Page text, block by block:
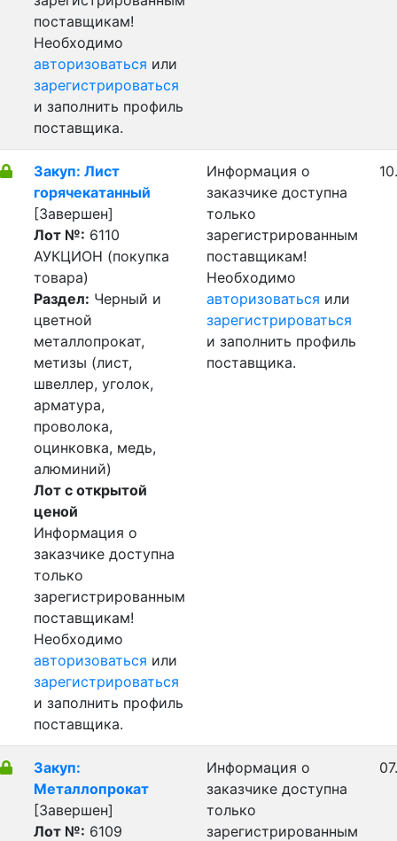
поставщикам!
Необходимо
авторизоваться или
зарегистрироваться
и заполнить профиль
поставщика.
Закуп: Лист
горячекатанный
[Завершен]
Лот №: 6110
АУКЦИОН (покупка
товара)
Раздел: Черный и
цветной
металлопрокат,
метизы (лист,
швеллер, уголок,
арматура,
проволока,
оцинковка, медь,
алюминий)
Лот с открытой
ценой
Информация о
заказчике доступна
только
зарегистрированным
поставщикам!
Необходимо
авторизоваться или
зарегистрироваться
и заполнить профиль
поставщика.
Информация о
заказчике доступна
только
зарегистрированным
поставщикам!
Необходимо
авторизоваться или
зарегистрироваться
и заполнить профиль
поставщика.
Закуп:
Металлопрокат
[Завершен]
Лот №: 6109
Информация о
заказчике доступна
только
зарегистрированным